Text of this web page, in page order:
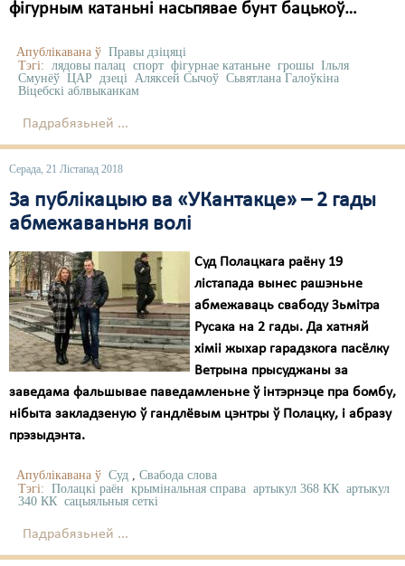
фігурным катаньні насьпявае бунт бацькоў…
Апублікавана ў Правы дзіцяці
Тэгі:
лядовы палац спорт фігурнае катаньне грошы Ільля
Смунёў ЦАР дзеці Аляксей Сычоў Сьвятлана Галоўкіна
Віцебскі аблвыканкам
Падрабязьней ...
Серада, 21 Лістапад 2018
За публікацыю ва «УКантакце» – 2 гады
абмежаваньня волі
Суд Полацкага раёну 19
лістапада вынес рашэньне
абмежаваць свабоду Зьмітра
Русака на 2 гады. Да хатняй
хіміі жыхар гарадзкога пасёлку
Ветрына прысуджаны за
заведама фальшывае паведамленьне ў інтэрнэце пра бомбу,
нібыта закладзеную ў гандлёвым цэнтры ў Полацку, і абразу
прэзыдэнта.
Апублікавана ў Суд , Свабода слова
Тэгі: Полацкі раён крымінальная справа артыкул 368 КК артыкул
340 КК сацыяльныя сеткі
Падрабязьней ...